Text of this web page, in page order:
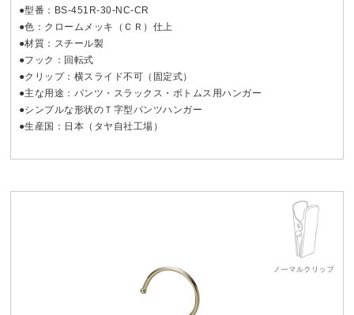
●型番：BS-451R-30-NC-CR
●色：クロームメッキ（ＣＲ）仕上
●材質：スチール製
●フック：回転式
●クリップ：横スライド不可（固定式）
●主な用途：パンツ・スラックス・ボトムス用ハンガー
●シンプルな形状のＴ字型パンツハンガー
●生産国：日本（タヤ自社工場）